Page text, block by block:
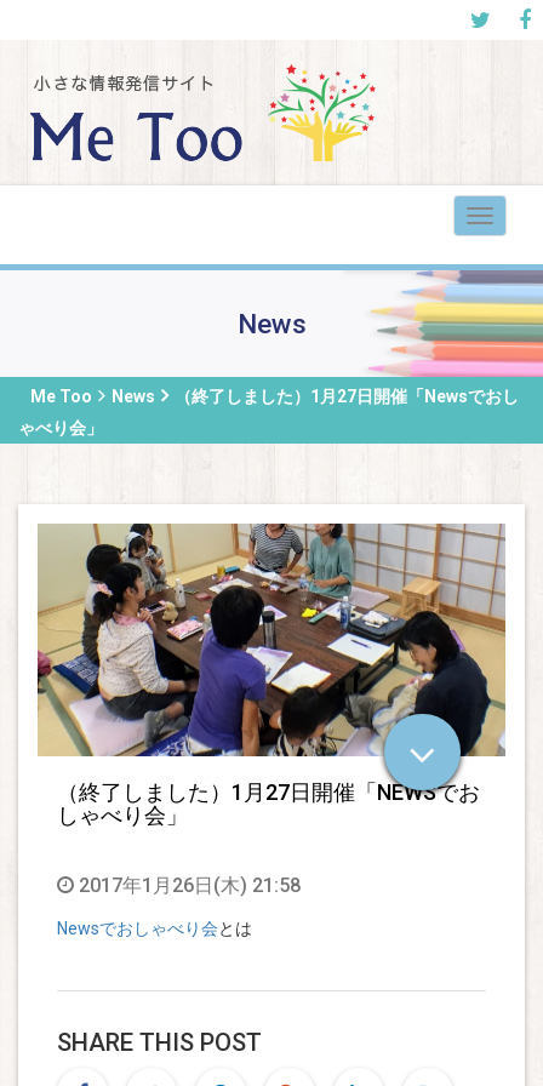
Toggle
News
Me Too News
（終了しました）1月27日開催「Newsでおし
ゃべり会」
（終了しました）1月27日開催「NEWSでお
しゃべり会」
2017年1月26日(木) 21:58
Newsでおしゃべり会とは
SHARE THIS POST